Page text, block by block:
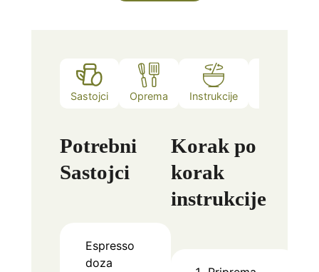
Sastojci Oprema Instrukcije
Potrebni
Sastojci
Espresso
doza
Korak po
korak
instrukcije